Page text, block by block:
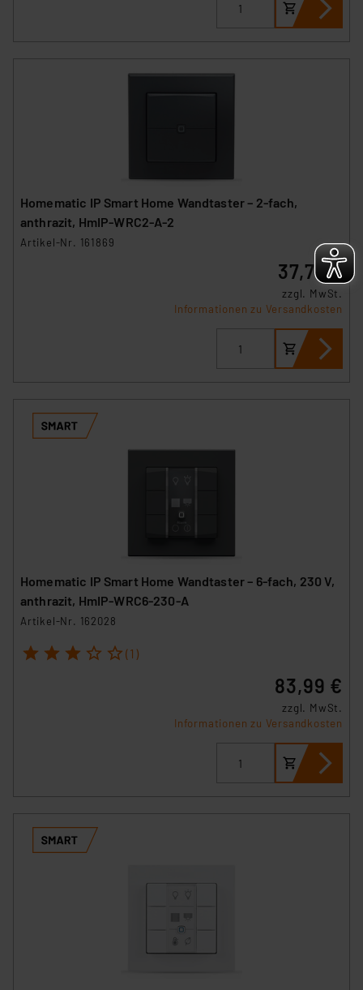
Homematic IP Smart Home Wandtaster – 2-fach,
anthrazit, HmIP-WRC2-A-2
Artikel-Nr. 161869
37,77 €
zzgl. MwSt.
Informationen zu Versandkosten
Homematic IP Smart Home Wandtaster – 6-fach, 230 V,
anthrazit, HmIP-WRC6-230-A
Artikel-Nr. 162028
1 2 3 4 5 (1)
83,99 €
zzgl. MwSt.
Informationen zu Versandkosten